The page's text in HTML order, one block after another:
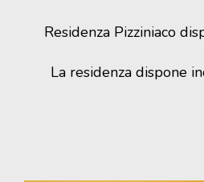
Residenza Pizziniaco
La residenza dispone